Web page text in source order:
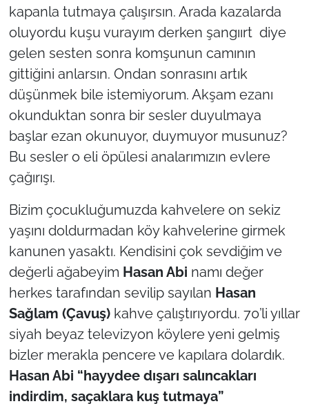
kapanla tutmaya çalışırsın. Arada kazalarda
oluyordu kuşu vurayım derken şangıırt diye
gelen sesten sonra komşunun camının
gittiğini anlarsın. Ondan sonrasını artık
düşünmek bile istemiyorum. Akşam ezanı
okunduktan sonra bir sesler duyulmaya
başlar ezan okunuyor, duymuyor musunuz?
Bu sesler o eli öpülesi analarımızın evlere
çağırışı.
Bizim çocukluğumuzda kahvelere on sekiz
yaşını doldurmadan köy kahvelerine girmek
kanunen yasaktı. Kendisini çok sevdiğim ve
değerli ağabeyim Hasan Abi namı değer
herkes tarafından sevilip sayılan Hasan
Sağlam (Çavuş)kahve çalıştırıyordu. 70’li yıllar
siyah beyaz televizyon köylere yeni gelmiş
bizler merakla pencere ve kapılara dolardık.
Hasan Abi “hayydee dışarı salıncakları
indirdim, saçaklara kuş tutmaya”